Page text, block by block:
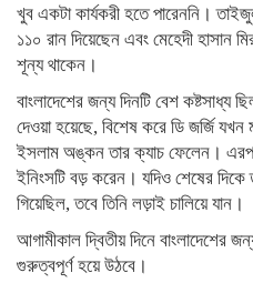
খুব একটা কার্যকরী হতে পারেননি।
১১০ রান দিয়েছেন এবং মেহেদী হাসান
শূন্য থাকেন।
বাংলাদেশের জন্য দিনটি বেশ কষ্টসাধ্য
দেওয়া হয়েছে, বিশেষ করে ডি জর্জি
ইসলাম অঙ্কন তার ক্যাচ ফেলেন।
ইনিংসটি বড় করেন। যদিও শেষের দিকে
গিয়েছিল, তবে তিনি লড়াই চালিয়ে যান।
আগামীকাল দ্বিতীয় দিনে
গুরুত্বপূর্ণ হয়ে উঠবে।